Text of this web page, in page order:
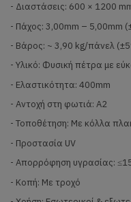
- Διαστάσεις: 600 × 1200
- Πάχος: 3,00mm – 5,00mm
- Βάρος: ~ 3,90 kg/πάνελ
- Υλικό: Φυσική πέτρα με
- Ελαστικότητα: 400mm
- Αντοχή στη φωτιά: Α2
- Τοποθέτηση: Με κόλλα
- Προστασία UV
- Απορρόφηση υγρασίας:
- Κοπή: Με τροχό